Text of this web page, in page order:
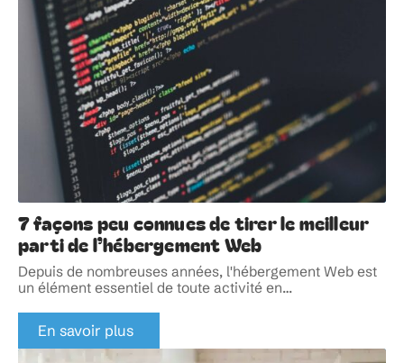
7 façons peu connues de tirer le meilleur
parti de l’hébergement Web
Depuis de nombreuses années, l'hébergement Web est
un élément essentiel de toute activité en…
En savoir plus